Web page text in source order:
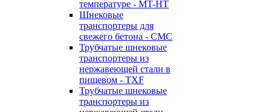
температуре - MT-HT
Шнековые
транспортеры для
свежего бетона - CMC
Трубчатые шнековые
транспортеры из
нержавеющей стали в
пищевом - TXF
Трубчатые шнековые
транспортеры из